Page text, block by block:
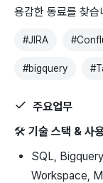
용감한 동료를 찾습
#JIRA #
#bigquery #
주요업무
🛠 기술 스택 & 사
SQL,
Workspace,